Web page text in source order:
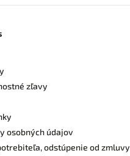
zľavy
osobných údajov
odstúpenie od zmluvy